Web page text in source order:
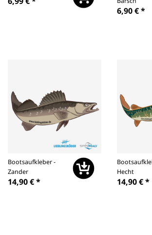
6,90 €*
Bootsaufkleber -
Zander
14,90 €*
Hecht
14,90 €*